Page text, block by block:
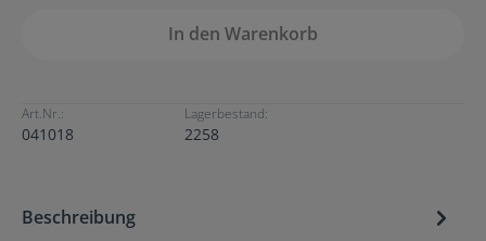
In den Warenkorb
Art.Nr.:
041018
Lagerbestand:
2258
Beschreibung